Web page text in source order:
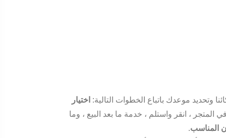
وتحديد موعدك باتباع الخطوات التالية:اختيار
، انقر واستلم ، خدمة ما بعد البيع ، وما
المناسب.